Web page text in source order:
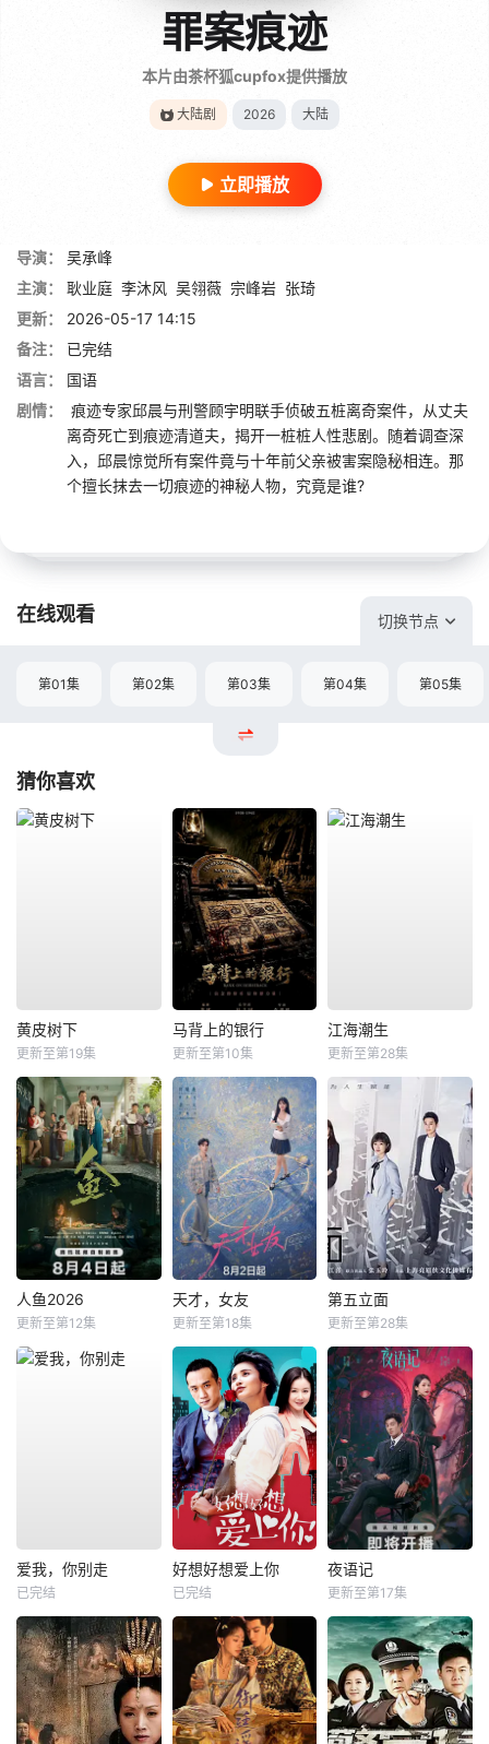
罪案痕迹
本片由茶杯狐cupfox提供播放
大陆剧 2026 大陆
立即播放
导演：
吴承峰
主演：
耿业庭 李沐风 吴翎薇 宗峰岩 张琦
更新：
2026-05-17 14:15
备注：
已完结
语言：
国语
剧情：
痕迹专家邱晨与刑警顾宇明联手侦破五桩离奇案件，从丈夫
离奇死亡到痕迹清道夫，揭开一桩桩人性悲剧。随着调查深
入，邱晨惊觉所有案件竟与十年前父亲被害案隐秘相连。那
个擅长抹去一切痕迹的神秘人物，究竟是谁?
在线观看 切换节点
第01集 第02集 第03集 第04集 第05集
猜你喜欢
黄皮树下
更新至第19集
马背上的银行
更新至第10集
江海潮生
更新至第28集
人鱼2026
更新至第12集
天才，女友
更新至第18集
第五立面
更新至第28集
爱我，你别走
已完结
好想好想爱上你
已完结
夜语记
更新至第17集